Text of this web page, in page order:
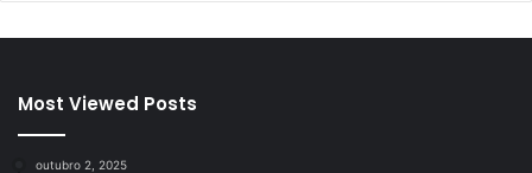
Most Viewed Posts
outubro 2, 2025